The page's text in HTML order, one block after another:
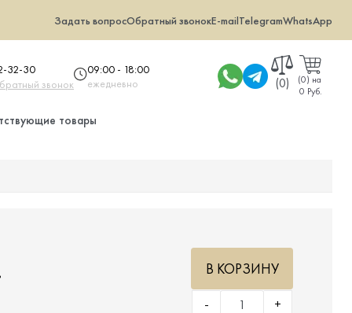
Задать вопросОбратный звонокE-mailTelegramWhatsApp
32-30
звонок
09:00 - 18:00
ежедневно
(0) (0) на
0 Руб.
товары
+
-
В КОРЗИНУ